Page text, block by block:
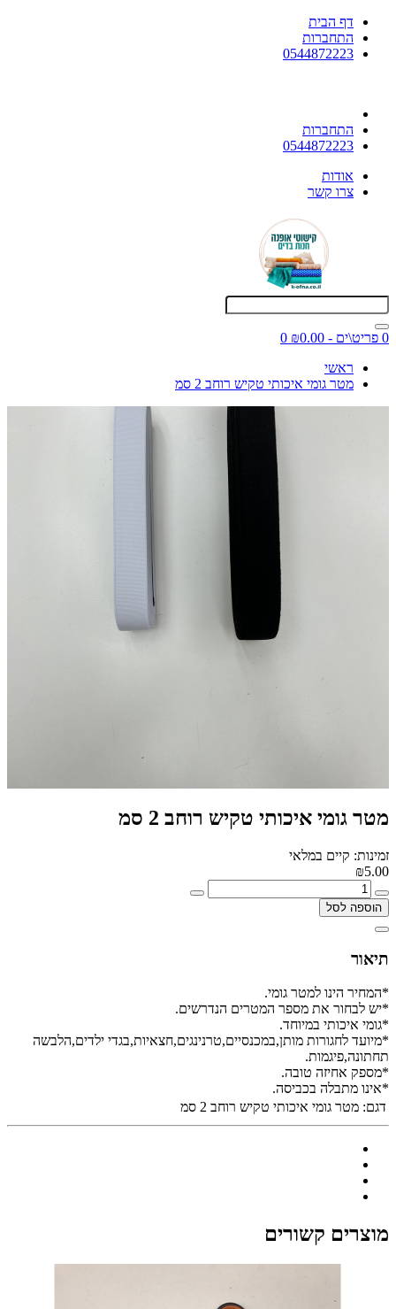
דף הבית
התחברות
0544872223
התחברות
0544872223
אודות
צרו קשר
0 פריט\ים - ₪0.00
0
ראשי
מטר גומי איכותי טקיש רוחב 2 סמ
מטר גומי איכותי טקיש רוחב 2 סמ
זמינות: קיים במלאי
₪5.00
הוספה לסל
תיאור
*המחיר הינו למטר גומי.
*יש לבחור את מספר המטרים הנדרשים.
*גומי איכותי במיוחד.
*מיועד לחגורות מותן,במכנסיים,טרנינגים,חצאיות,בגדי ילדים,הלבשה
תחתונה,פיגמות.
*מספק אחיזה טובה.
*אינו מתבלה בכביסה.
דגם: מטר גומי איכותי טקיש רוחב 2 סמ
מוצרים קשורים